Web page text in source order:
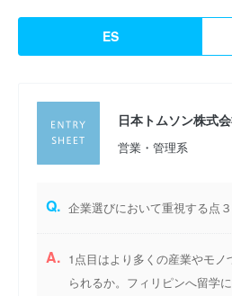
ES
日本トムソン株式
営業・管理系
Q. 企業選びにおいて重視する点
A. 1点目はより多くの産業やモノ
られるか。フィリピンへ留学